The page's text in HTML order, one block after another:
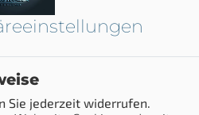
Sie jederzeit widerrufen.